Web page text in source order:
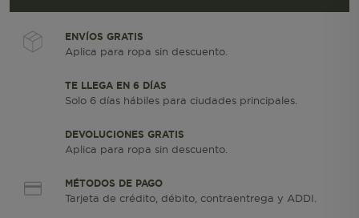
ENVÍOS GRATIS
Aplica para ropa sin descuento.
TE LLEGA EN 6 DÍAS
Solo 6 días hábiles para ciudades principales.
DEVOLUCIONES GRATIS
Aplica para ropa sin descuento.
MÉTODOS DE PAGO
Tarjeta de crédito, débito, contraentrega y ADDI.